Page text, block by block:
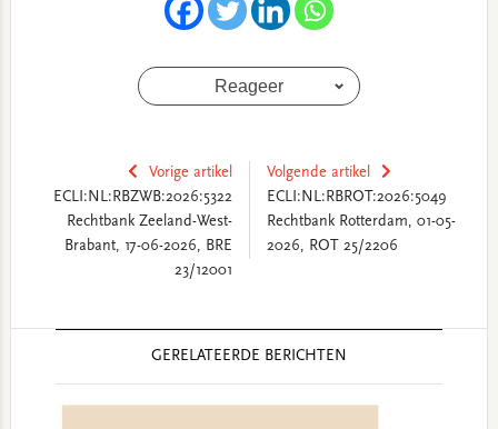
Reageer
Vorige artikel
ECLI:NL:RBZWB:2026:5322
Rechtbank Zeeland-West-
Brabant, 17-06-2026, BRE
23/12001
Volgende artikel
ECLI:NL:RBROT:2026:5049
Rechtbank Rotterdam, 01-05-
2026, ROT 25/2206
GERELATEERDE BERICHTEN